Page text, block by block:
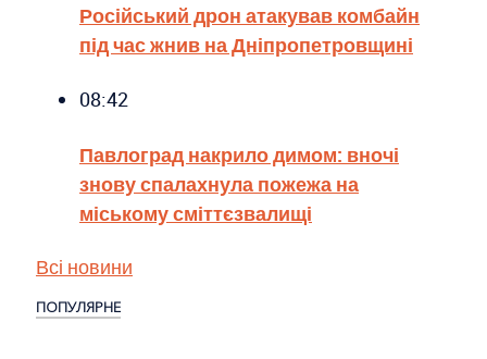
Російський дрон атакував комбайн
під час жнив на Дніпропетровщині
08:42
Павлоград накрило димом: вночі
знову спалахнула пожежа на
міському сміттєзвалищі
Всі новини
ПОПУЛЯРНЕ